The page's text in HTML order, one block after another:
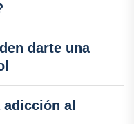
darte una
al